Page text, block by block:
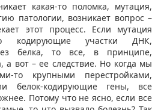
какая-то поломка, мутация,
патологии, возникает вопрос –
этот процесс. Если мутация
то кодирующие участки ДНК,
белка, то все, в принципе,
а вот – ее следствие. Но когда мы
то крупными перестройками,
белок-кодирующие гены, все
Потому что не ясно, если все